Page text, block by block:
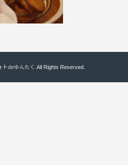
トdeゆんたく .All Rights Reserved.